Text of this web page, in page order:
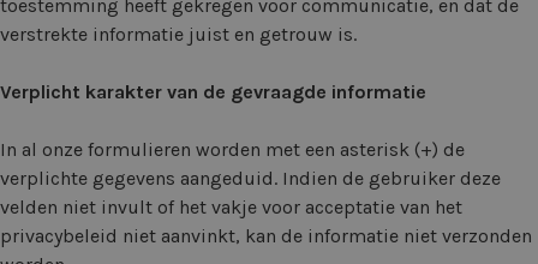
toestemming heeft gekregen voor communicatie, en dat de
verstrekte informatie juist en getrouw is.
Verplicht karakter van de gevraagde informatie
In al onze formulieren worden met een asterisk (+) de
verplichte gegevens aangeduid. Indien de gebruiker deze
velden niet invult of het vakje voor acceptatie van het
privacybeleid niet aanvinkt, kan de informatie niet verzonden